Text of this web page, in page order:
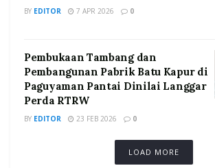
BY EDITOR 7 APR 2026 0
Pembukaan Tambang dan
Pembangunan Pabrik Batu Kapur di
Paguyaman Pantai Dinilai Langgar
Perda RTRW
BY EDITOR 23 FEB 2026 0
LOAD MORE